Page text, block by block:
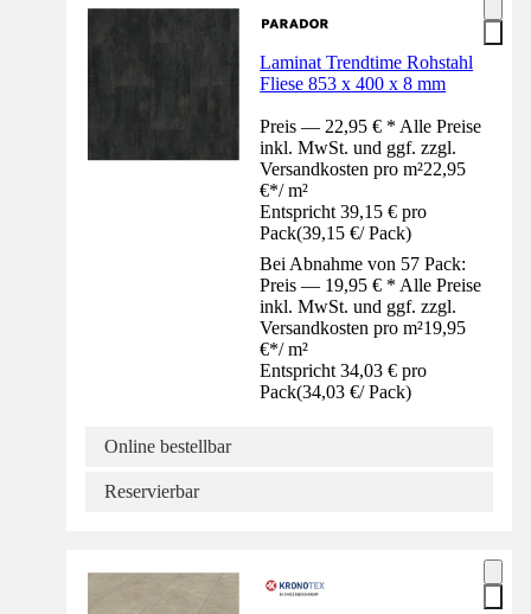
Laminat Trendtime Rohstahl
Fliese 853 x 400 x 8 mm
Preis — 22,95 € * Alle Preise
inkl. MwSt. und ggf. zzgl.
Versandkosten pro m²22,95
€*/ m²
Entspricht 39,15 € pro
Pack(39,15 €/ Pack)
Bei Abnahme von 57 Pack:
Preis — 19,95 € * Alle Preise
inkl. MwSt. und ggf. zzgl.
Versandkosten pro m²19,95
€*/ m²
Entspricht 34,03 € pro
Pack(34,03 €/ Pack)
Online bestellbar
Reservierbar